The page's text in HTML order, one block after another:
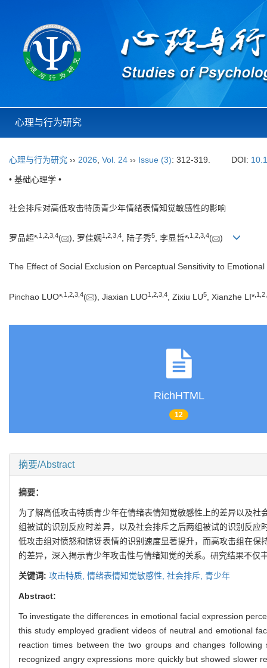
心理与行为研究
心理与行为研究 ›› 2026 Vol. 24 ›› Issue (3): 312-319. DOI:
• 基础心理学 •
社会排斥对高低攻击特质青少年情绪表情知觉敏感性的影响
罗品超* 1 2 3 4( ), 罗佳娴 1 2 3 4, 陆子秀5, 李显哲* 1 2 3 4( )
The Effect of Social Exclusion on Perceptual Sensitivity to
Pinchao LUO* 1 2 3 4( ), Jiaxian LUO1 2 3 4 , Zixiu LU5 , Xianzhe LI* 1 2
RichHTML
12
摘要/Abstract
摘要：
为了解高低攻击特质青少年在情绪表情知觉敏感性上的差异以及
组被试的识别反应时差异，以及社会排斥之后两组被试的识别反
低攻击组对愤怒和惊讶表情的识别速度显著提升，而高攻击组在
的差异，深入揭示青少年攻击性与情绪知觉的关系。研究结果不
关键词: 攻击特质, 情绪表情知觉敏感性, 社会排斥, 青少年
Abstract:
To investigate the differences in emotional facial expression
this study employed gradient videos of neutral and emotional
reaction times between the two groups and changes
recognized angry expressions more quickly but showed slower